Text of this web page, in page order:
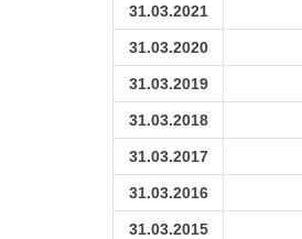
31.03.2021
31.03.2020
31.03.2019
31.03.2018
31.03.2017
31.03.2016
31.03.2015